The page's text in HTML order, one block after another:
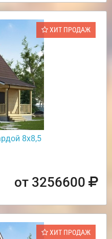
ХИТ ПРОДАЖ
8х8,5
от 3256600
ХИТ ПРОДАЖ